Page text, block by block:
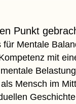
Punkt
für Mentale
mit
Mensch im